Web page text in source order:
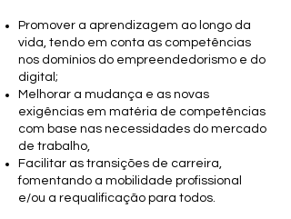
Promover a aprendizagem ao longo da
vida, tendo em conta as competências
nos domínios do empreendedorismo e do
digital;
Melhorar a mudança e as novas
exigências em matéria de competências
com base nas necessidades do mercado
de trabalho,
Facilitar as transições de carreira,
fomentando a mobilidade profissional
e/ou a requalificação para todos.